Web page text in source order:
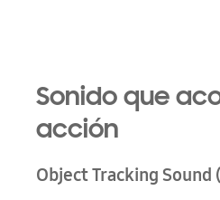
Sonido que
acción
Object Tracking